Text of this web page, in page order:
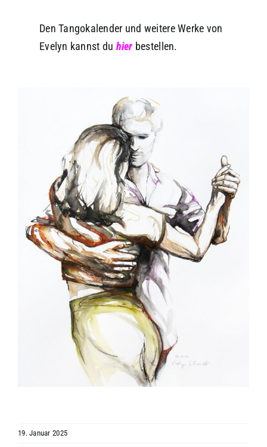
Den Tangokalender und weitere Werke von
Evelyn kannst du hier bestellen.
19. Januar 2025